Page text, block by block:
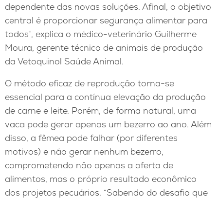
dependente das novas soluções. Afinal, o objetivo
central é proporcionar segurança alimentar para
todos”, explica o médico-veterinário Guilherme
Moura, gerente técnico de animais de produção
da Vetoquinol Saúde Animal.
O método eficaz de reprodução torna-se
essencial para a contínua elevação da produção
de carne e leite. Porém, de forma natural, uma
vaca pode gerar apenas um bezerro ao ano. Além
disso, a fêmea pode falhar (por diferentes
motivos) e não gerar nenhum bezerro,
comprometendo não apenas a oferta de
alimentos, mas o próprio resultado econômico
dos projetos pecuários. “Sabendo do desafio que